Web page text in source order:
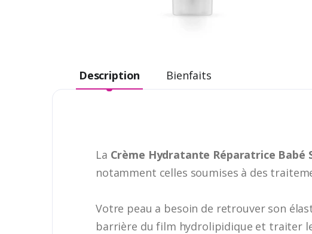
Description Bienfaits
La Crème Hydratante Réparatrice Babé
notamment celles soumises à des
Votre peau a besoin de retrouver son
barrière du film hydrolipidique et traiter